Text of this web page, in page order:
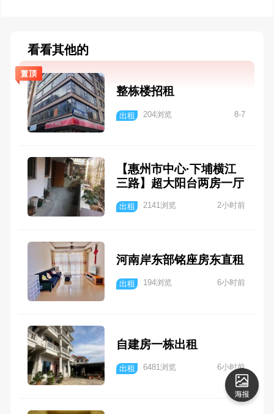
看看其他的
整栋楼招租
出租 204浏览 8-7
【惠州市中心·下埔横江
三路】超大阳台两房一厅
拎包入住
出租 2141浏览 2小时前
河南岸东部铭座房东直租
出租 194浏览 6小时前
自建房一栋出租
出租 6481浏览 6小时前